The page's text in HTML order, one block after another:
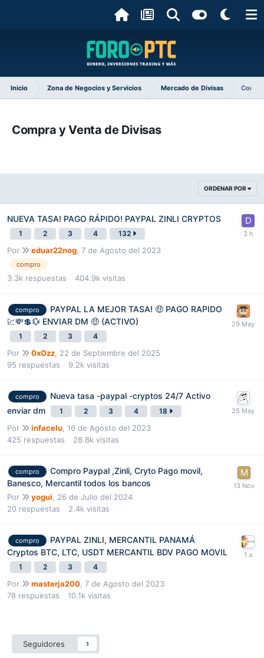
Inicio Zona de Negocios y Servicios Mercado de Divisas
Compra y Venta de Divisas
ORDENAR POR
NUEVA TASA! PAGO RÁPIDO! PAYPAL ZINLI CRYPTOS
1 2 3 4 132
Por eduar22nog 7 de Agosto del 2023
compro
3.3k respuestas 404.9k visitas
compro
PAYPAL LA MEJOR TASA! 🤑 PAGO RAPIDO
💹💸💲💱 ENVIAR DM 🤑 (ACTIVO)
1 2 3 4
Por 0xOzz 22 de Septiembre del 2025
95 respuestas 9.2k visitas
compro
Nueva tasa -paypal -cryptos 24/7 Activo
enviar dm
1 2 3 4 18
Por infacelu 16 de Agosto del 2023
425 respuestas 28.8k visitas
compro
Compro Paypal ,Zinli, Cryto Pago movil,
Banesco, Mercantil todos los bancos
Por yogui, 26 de Julio del 2024
20 respuestas 2.4k visitas
compro
PAYPAL ZINLI, MERCANTIL PANAMÁ
Cryptos BTC, LTC, USDT MERCANTIL BDV PAGO MOVIL
1 2 3 4
Por masterja200, 7 de Agosto del 2023
78 respuestas 10.1k visitas
Seguidores 1